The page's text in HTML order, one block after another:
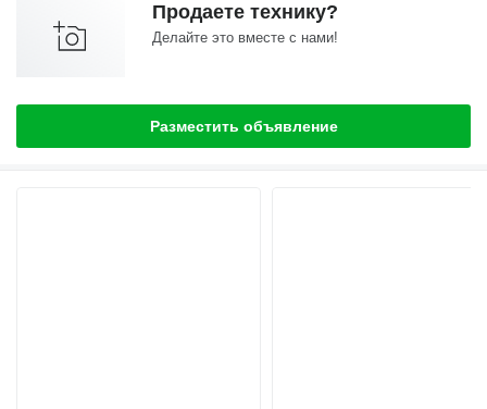
Продаете технику?
Делайте это вместе с нами!
Разместить объявление